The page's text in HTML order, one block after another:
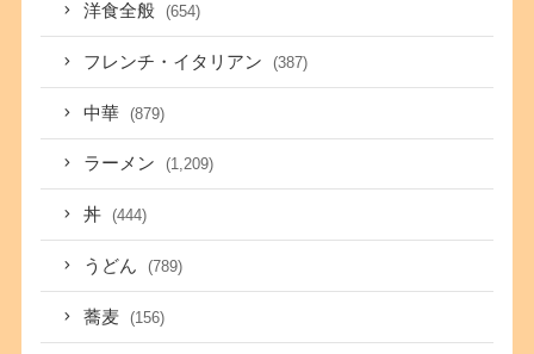
洋食全般 (654)
フレンチ・イタリアン (387)
中華 (879)
ラーメン (1,209)
丼 (444)
うどん (789)
蕎麦 (156)